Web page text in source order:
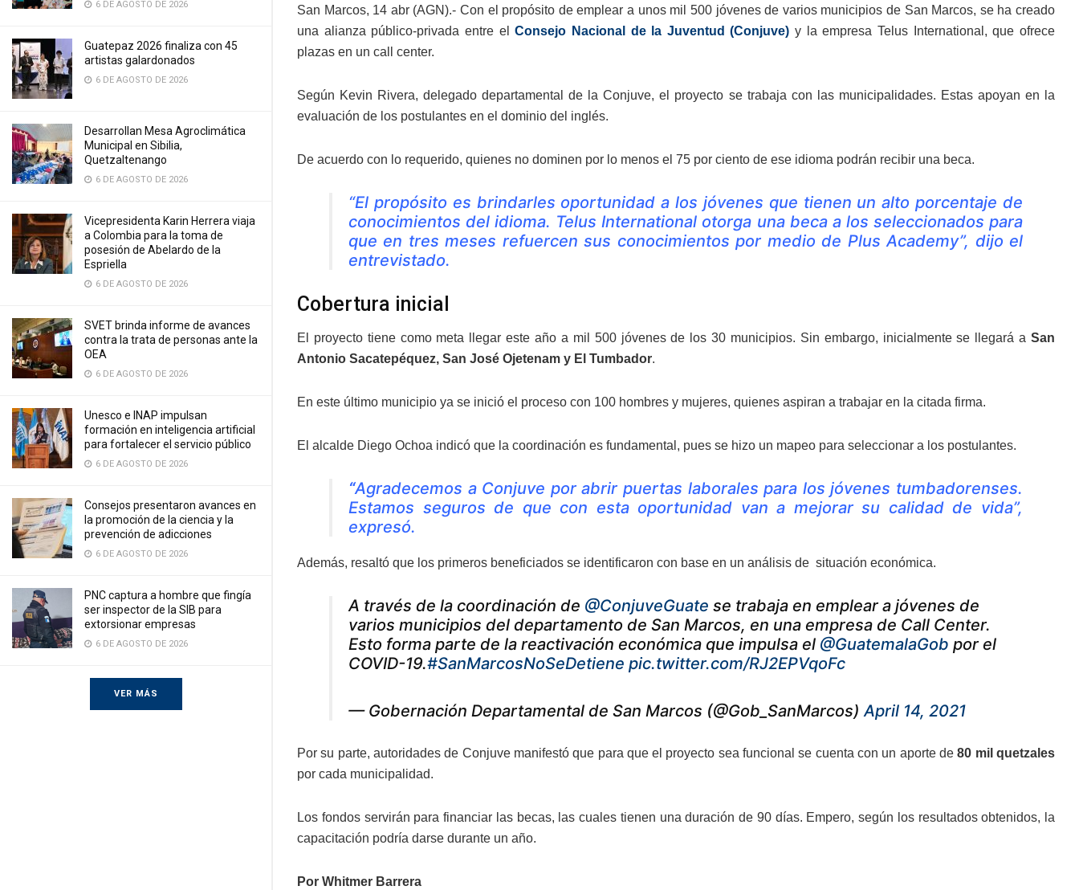
6 DE AGOSTO DE 2026
Guatepaz 2026 finaliza con 45
artistas galardonados
6 DE AGOSTO DE 2026
Desarrollan Mesa Agroclimática
Municipal en Sibilia,
Quetzaltenango
6 DE AGOSTO DE 2026
Vicepresidenta Karin Herrera viaja
a Colombia para la toma de
posesión de Abelardo de la
Espriella
6 DE AGOSTO DE 2026
SVET brinda informe de avances
contra la trata de personas ante la
OEA
6 DE AGOSTO DE 2026
Unesco e INAP impulsan
formación en inteligencia artificial
para fortalecer el servicio público
6 DE AGOSTO DE 2026
Consejos presentaron avances en
la promoción de la ciencia y la
prevención de adicciones
6 DE AGOSTO DE 2026
PNC captura a hombre que fingía
ser inspector de la SIB para
extorsionar empresas
6 DE AGOSTO DE 2026
VER MÁS
San Marcos, 14 abr (AGN).- Con el propósito de emplear a unos mil 500 jóvenes de varios municipios de San Marcos, se ha creado
una alianza público-privada entre elConsejo Nacional de la Juventud (Conjuve) y la empresa Telus International, que ofrece
plazas en un call center.
Según Kevin Rivera, delegado departamental de la Conjuve, el proyecto se trabaja con las municipalidades. Estas apoyan en la
evaluación de los postulantes en el dominio del inglés.
De acuerdo con lo requerido, quienes no dominen por lo menos el 75 por ciento de ese idioma podrán recibir una beca.
“El propósito es brindarles oportunidad a los jóvenes que tienen un alto porcentaje de
conocimientos del idioma. Telus International otorga una beca a los seleccionados para
que en tres meses refuercen sus conocimientos por medio de Plus Academy”, dijo el
entrevistado.
Cobertura inicial
El proyecto tiene como meta llegar este año a mil 500 jóvenes de los 30 municipios. Sin embargo, inicialmente se llegará a San
Antonio Sacatepéquez, San José Ojetenam y El Tumbador.
En este último municipio ya se inició el proceso con 100 hombres y mujeres, quienes aspiran a trabajar en la citada firma.
El alcalde Diego Ochoa indicó que la coordinación es fundamental, pues se hizo un mapeo para seleccionar a los postulantes.
“Agradecemos a Conjuve por abrir puertas laborales para los jóvenes tumbadorenses.
Estamos seguros de que con esta oportunidad van a mejorar su calidad de vida”,
expresó.
Además, resaltó que los primeros beneficiados se identificaron con base en un análisis de situación económica.
A través de la coordinación de @ConjuveGuate se trabaja en emplear a jóvenes de
varios municipios del departamento de San Marcos, en una empresa de Call Center.
Esto forma parte de la reactivación económica que impulsa el @GuatemalaGob por el
COVID-19.#SanMarcosNoSeDetiene pic.twitter.com/RJ2EPVqoFc
— Gobernación Departamental de San Marcos (@Gob_SanMarcos)April 14, 2021
Por su parte, autoridades de Conjuve manifestó que para que el proyecto sea funcional se cuenta con un aporte de 80 mil quetzales
por cada municipalidad.
Los fondos servirán para financiar las becas, las cuales tienen una duración de 90 días. Empero, según los resultados obtenidos, la
capacitación podría darse durante un año.
Por Whitmer Barrera